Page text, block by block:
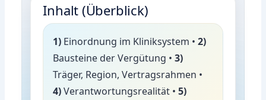
Inhalt (Überblick)
1) Einordnung im Kliniksystem •2)
Bausteine der Vergütung •3)
Träger, Region, Vertragsrahmen •
4)Verantwortungsrealität •5)